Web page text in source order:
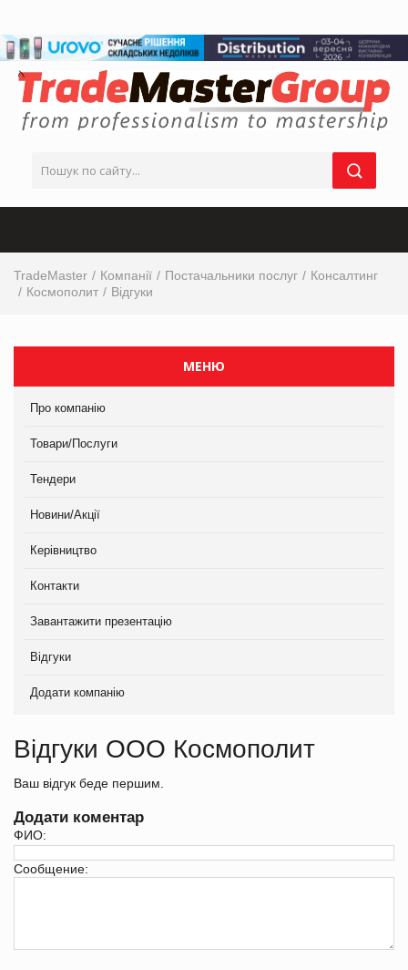
TradeMaster Компанії Постачальники послуг
Консалтинг
Космополит
Відгуки
МЕНЮ
Про компанію
Товари/Послуги
Тендери
Новини/Акції
Керівництво
Контакти
Завантажити презентацію
Відгуки
Додати компанію
Відгуки ООО Космополит
Ваш відгук беде першим.
Додати коментар
ФИО:
Сообщение: